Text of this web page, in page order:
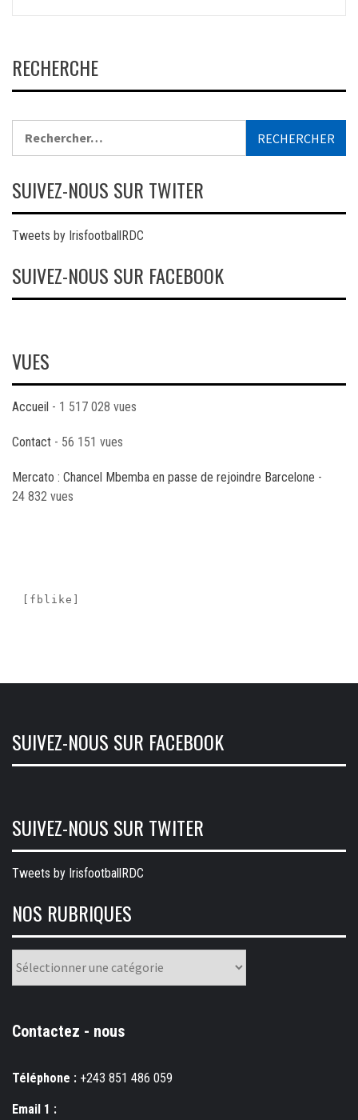
RECHERCHE
SUIVEZ-NOUS SUR TWITER
Tweets by IrisfootballRDC
SUIVEZ-NOUS SUR FACEBOOK
VUES
Accueil - 1 517 028 vues
Contact - 56 151 vues
Mercato : Chancel Mbemba en passe de rejoindre Barcelone -
24 832 vues
[fblike]
SUIVEZ-NOUS SUR FACEBOOK
SUIVEZ-NOUS SUR TWITER
Tweets by IrisfootballRDC
NOS RUBRIQUES
rubriques
Contactez - nous
Téléphone : +243 851 486 059
Email 1 :